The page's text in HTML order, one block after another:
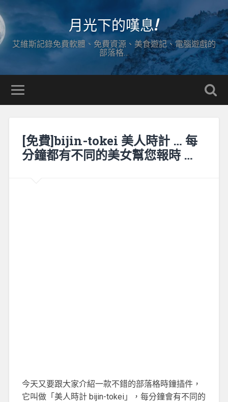
月光下的嘆息!
艾維斯記錄免費軟體、免費資源、美食遊記、電腦遊戲的
部落格…
[免費]bijin-tokei 美人時計 … 每
分鐘都有不同的美女幫您報時 …
今天又要跟大家介紹一款不錯的部落格時鐘插件，
它叫做「美人時計 bijin-tokei」，每分鐘會有不同的